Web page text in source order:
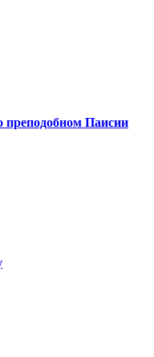
Паисии